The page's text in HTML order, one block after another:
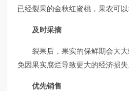
已经裂果的金秋红蜜桃，果农可
及时采摘
裂果后，果实的保鲜期会大
免因果实腐烂导致更大的经济损失
优先销售